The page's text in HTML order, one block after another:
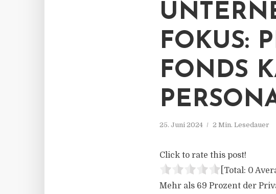
FOKUS:
FONDS
25. Juni 2024 2 Min. Lesedauer
Click to rate this post!
[Total: 0
Mehr als 69 Prozent der